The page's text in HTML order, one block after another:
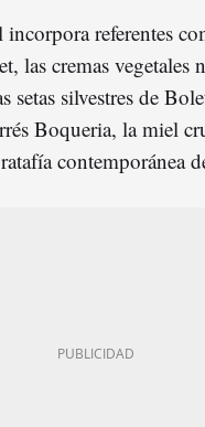
referentes
las cremas vegetales
setas silvestres de
Boqueria, la miel
contemporánea